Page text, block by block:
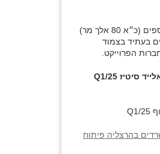
שני מגדלים נוספים (כ״א 80 אלך מר)
בעתיד בצמוד
הפרוייקט.
אכלוס מגדל אלייד סיטיז Q1/25
בהרצליה פיתוח